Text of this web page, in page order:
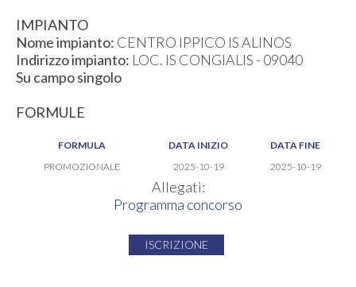
IMPIANTO
Nome impianto: CENTRO IPPICO IS ALINOS
Indirizzo impianto: LOC. IS CONGIALIS - 09040
Su campo singolo
FORMULE
FORMULA DATA INIZIO
DATA FINE
PROMOZIONALE
2025-10-19 2025-10-19
Allegati:
Programma concorso
ISCRIZIONE